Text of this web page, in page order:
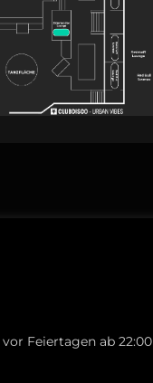
Feiertagen ab 22:00